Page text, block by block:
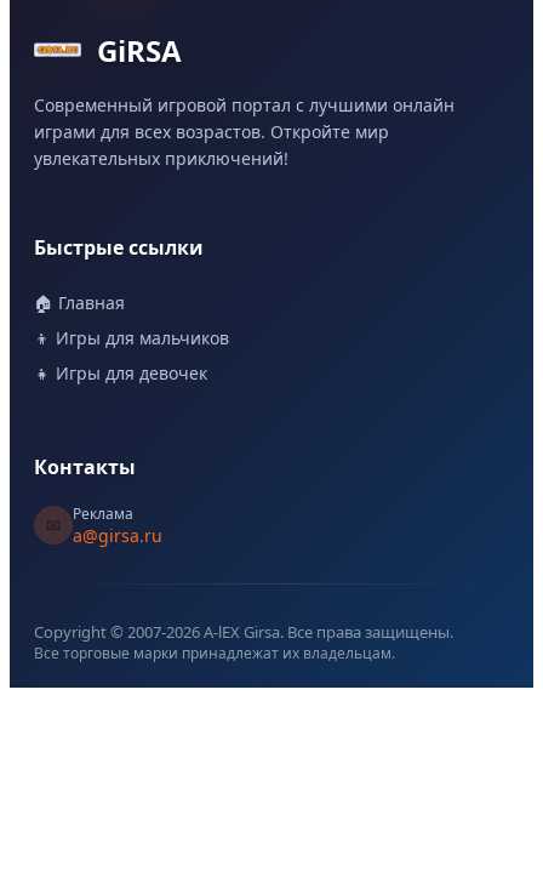
GiRSA
Современный игровой портал с лучшими онлайн
играми для всех возрастов. Откройте мир
увлекательных приключений!
Быстрые ссылки
🏠 Главная
👦 Игры для мальчиков
👧 Игры для девочек
Контакты
📧
Реклама
a@girsa.ru
Copyright © 2007-2026A-lEX Girsa. Все права защищены.
Все торговые марки принадлежат их владельцам.